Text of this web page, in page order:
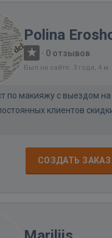
Polina
· 0 отзывов
Был на сайте: 3 года, 4 м.
по макияжу с выездом
клиентов
СОЗДАТЬ ЗАКАЗ